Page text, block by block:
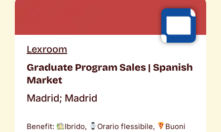
Lexroom
Graduate Program Sales | Spanish
Market
Madrid; Madrid
Benefit: Ibrido, Orario flessibile,
Buoni